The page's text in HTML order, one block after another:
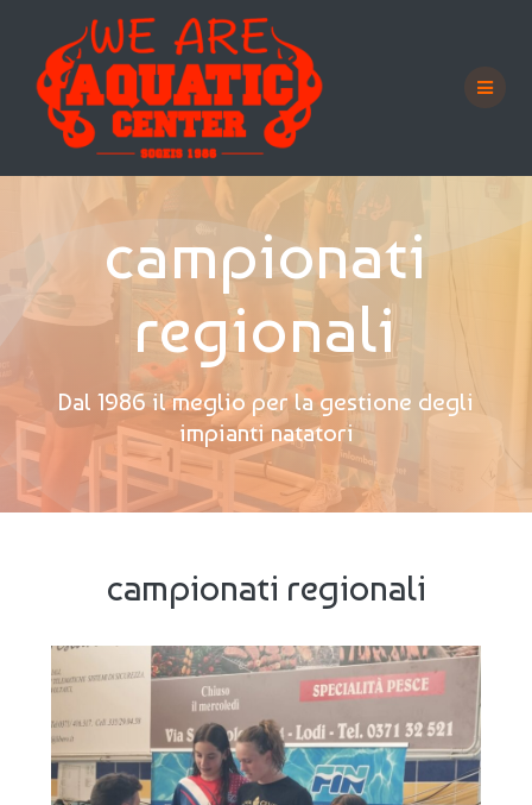
al
contenuto
campionati
regionali
Dal 1986 il meglio per la gestione degli
impianti natatori
campionati regionali